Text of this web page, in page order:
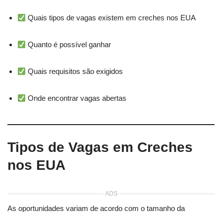
Quais tipos de vagas existem em creches nos EUA
Quanto é possível ganhar
Quais requisitos são exigidos
Onde encontrar vagas abertas
Tipos de Vagas em Creches
nos EUA
ADS
As oportunidades variam de acordo com o tamanho da